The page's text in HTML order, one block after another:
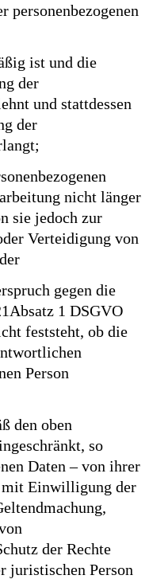
ist und die
der
und stattdessen
der
nicht länger
sie jedoch zur
Verteidigung von
gegen die
1 DSGVO
feststeht, ob die
Person
den oben
so
Daten – von ihrer
mit Einwilligung der
der Rechte
juristischen Person